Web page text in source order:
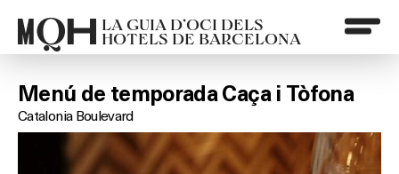
LA GUIA D’OCI DELS
HOTELS DE BARCELONA
Menú de temporada Caça i Tòfona
Catalonia Boulevard